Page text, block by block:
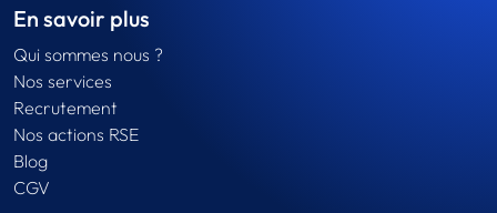
En savoir plus
Qui sommes nous ?
Nos services
Recrutement
Nos actions RSE
Blog
CGV